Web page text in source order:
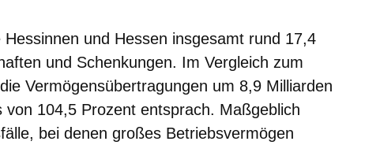
und Hessen insgesamt rund 17,4
und Schenkungen. Im Vergleich zum
Vermögensübertragungen um 8,9 Milliarden
von 104,5 Prozent entsprach. Maßgeblich
bei denen großes Betriebsvermögen